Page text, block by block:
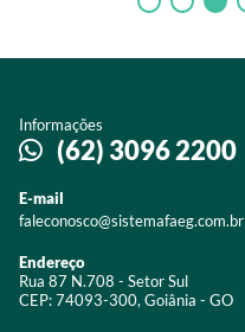
Informações
(62) 3096 2200
E-mail
faleconosco@sistemafaeg.com.br
Endereço
Rua 87 N.708 - Setor Sul
CEP: 74093-300, Goiânia - GO